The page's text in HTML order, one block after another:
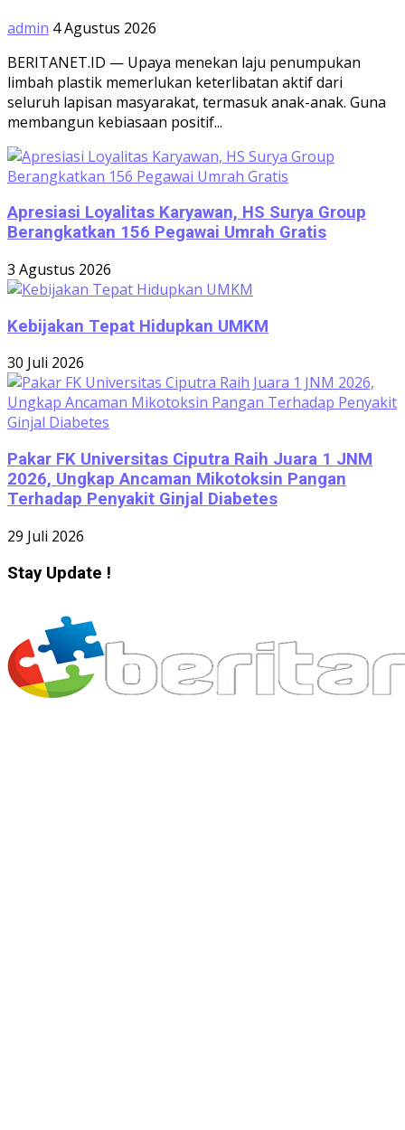
admin 4 Agustus 2026
BERITANET.ID — Upaya menekan laju penumpukan
limbah plastik memerlukan keterlibatan aktif dari
seluruh lapisan masyarakat, termasuk anak-anak. Guna
membangun kebiasaan positif...
Apresiasi Loyalitas Karyawan, HS Surya Group
Berangkatkan 156 Pegawai Umrah Gratis
3 Agustus 2026
Kebijakan Tepat Hidupkan UMKM
30 Juli 2026
Pakar FK Universitas Ciputra Raih Juara 1 JNM
2026, Ungkap Ancaman Mikotoksin Pangan
Terhadap Penyakit Ginjal Diabetes
29 Juli 2026
Stay Update !